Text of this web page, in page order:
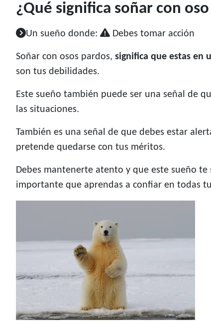
¿Qué significa soñar con
Un sueño donde: Debes tomar acción
Soñar con osos pardos, significa que estas en
son tus debilidades.
Este sueño también puede ser una señal de
las situaciones.
También es una señal de que debes estar
pretende quedarse con tus méritos.
Debes mantenerte atento y que este sueño
importante que aprendas a confiar en todas